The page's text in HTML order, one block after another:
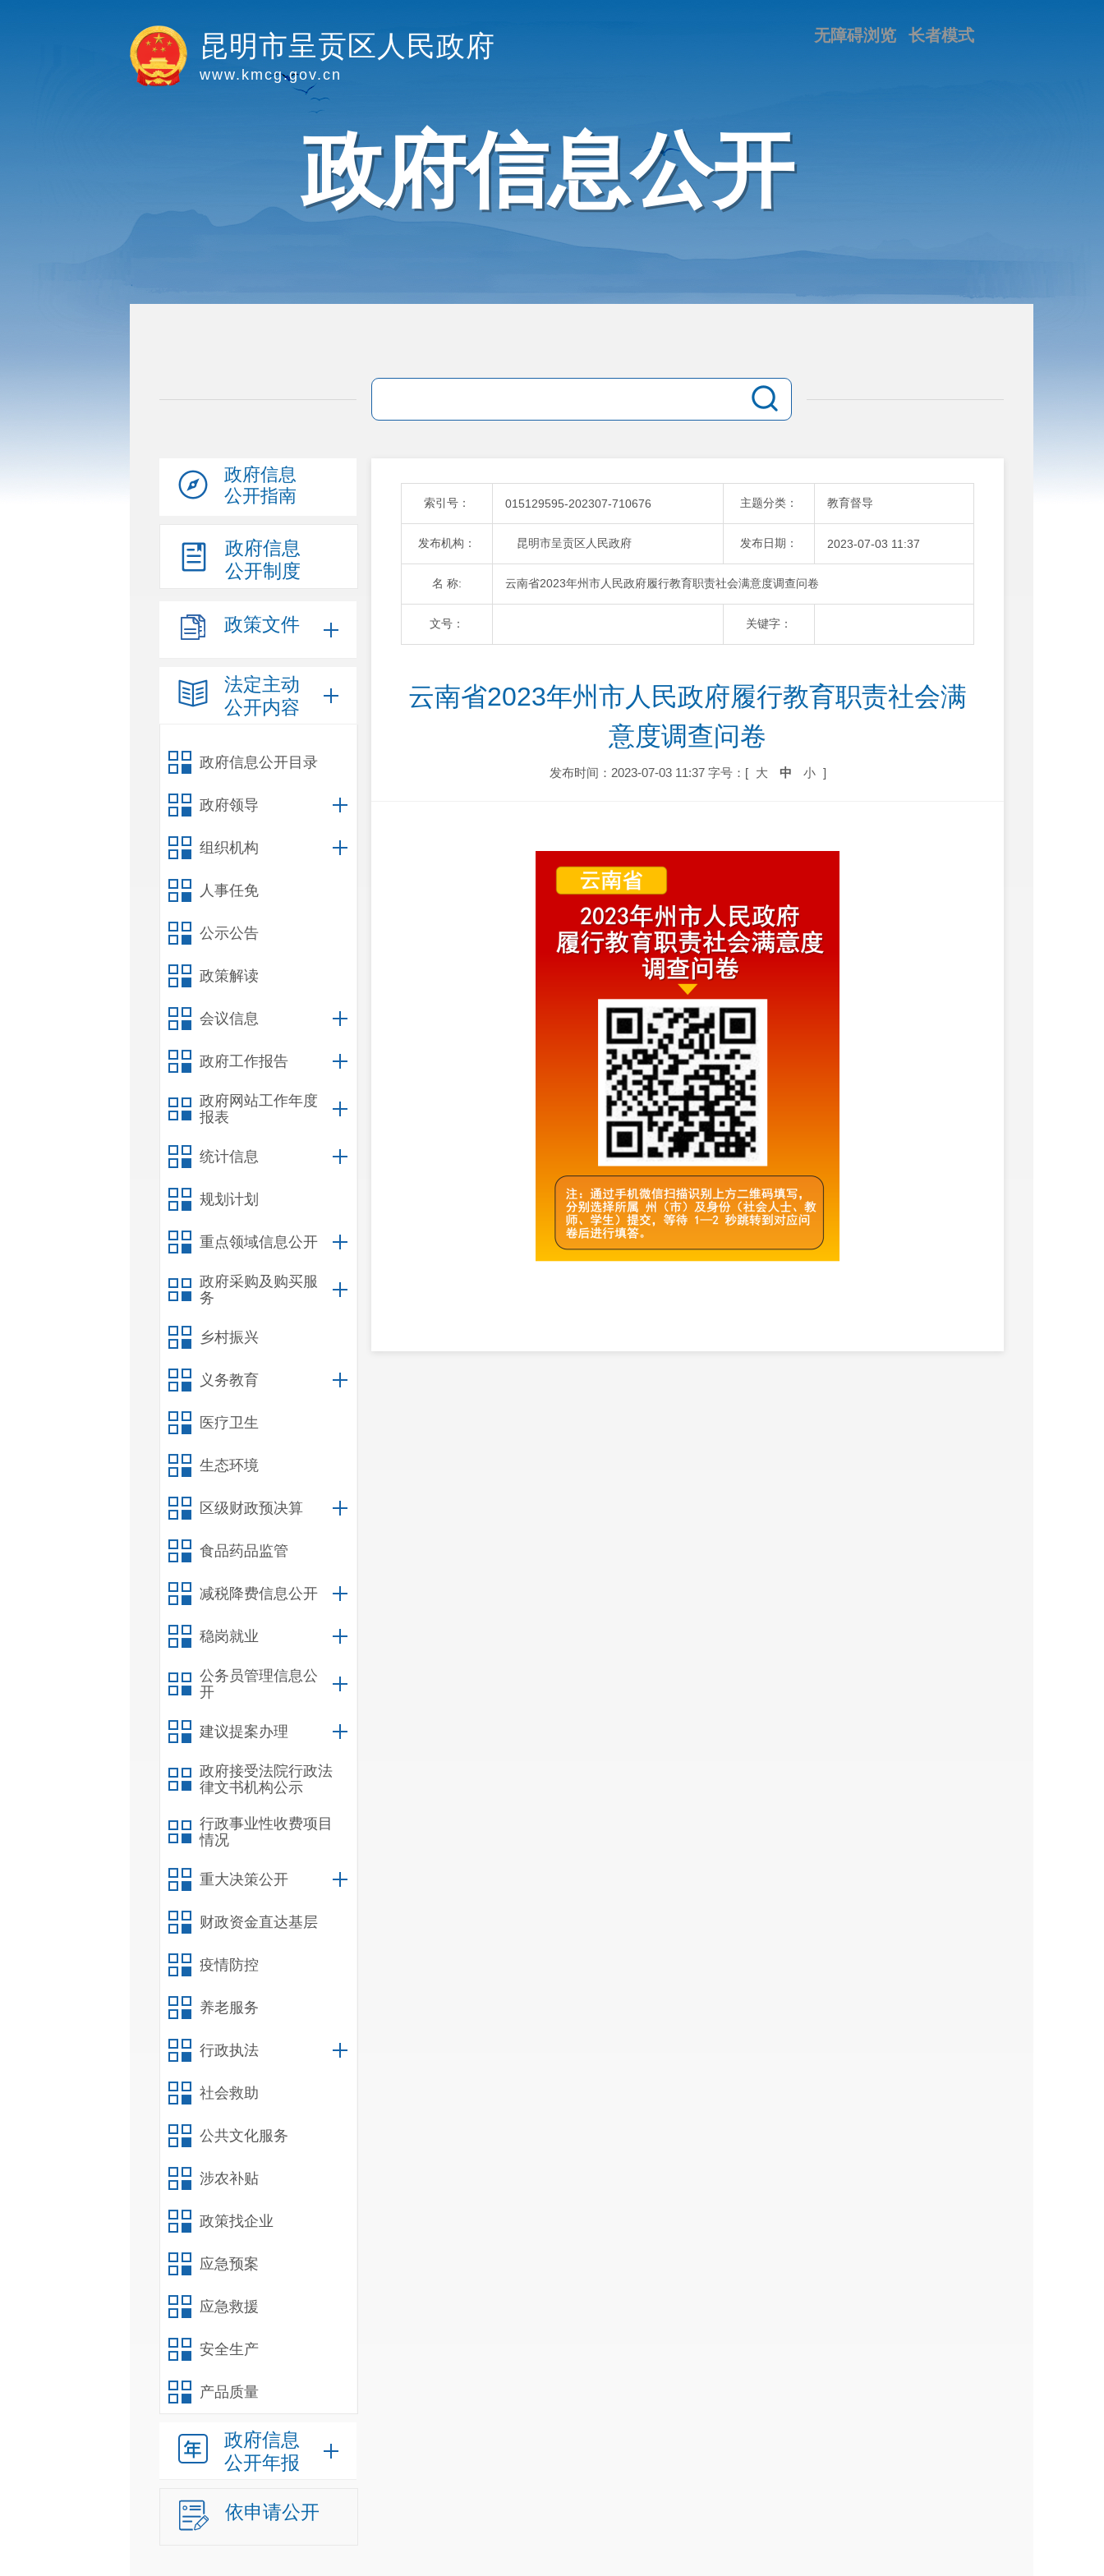
昆明市呈贡区人民政府
www.kmcg.gov.cn
长者模式
无障碍浏览
政府信息公开
政府信息
公开指南
政府信息
公开制度
政策文件
法定主动
公开内容
政府信息公开目录
政府领导
组织机构
人事任免
公示公告
政策解读
会议信息
政府工作报告
政府网站工作年度
报表
统计信息
规划计划
重点领域信息公开
政府采购及购买服
务
乡村振兴
义务教育
医疗卫生
生态环境
区级财政预决算
食品药品监管
减税降费信息公开
稳岗就业
公务员管理信息公
开
建议提案办理
政府接受法院行政法
律文书机构公示
行政事业性收费项目
情况
重大决策公开
财政资金直达基层
疫情防控
养老服务
行政执法
社会救助
公共文化服务
涉农补贴
政策找企业
应急预案
应急救援
安全生产
产品质量
政府信息
公开年报
依申请公开
索引号： 015129595-202307-710676 主题分类： 教育督导
发布机构： 昆明市呈贡区人民政府 发布日期： 2023-07-03 11:37
名 称: 云南省2023年州市人民政府履行教育职责社会满意度调查问卷
文号： 关键字：
云南省2023年州市人民政府履行教育职责社会满
意度调查问卷
发布时间：2023-07-03 11:37 字号：[ 大 中 小 ]